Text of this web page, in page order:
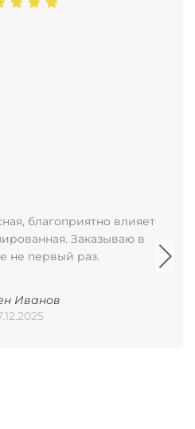
благоприятно влияет
Заказываю в
не первый раз.
Иванов